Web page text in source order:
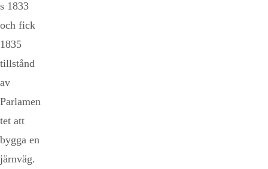
s 1833
och fick
1835
tillstånd
av
Parlamen
tet att
bygga en
järnväg.